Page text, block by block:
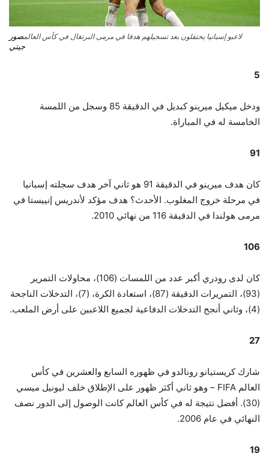
لاعبو إسبانيا يحتفلون بعد تسجيلهم هدفا في مرمى البرتغال في كأس العالمصور
جيتي
5
ودخل ميكيل ميرينو كبديل في الدقيقة 85 وسجل من اللمسة
الخامسة له في المباراة.
91
كان هدف ميرينو في الدقيقة 91 هو ثاني آخر هدف سجلته إسبانيا
في مرحلة خروج المغلوب. الأحدث؟ هدف مؤكد لأندريس إنييستا في
مرمى هولندا في الدقيقة 116 من نهائي 2010.
106
كان لدى رودري أكبر عدد من اللمسات (106)، محاولات التمرير
(93)، التمريرات الدقيقة (87)، استعادة الكرة، (7)، التدخلات الناجحة
(4)، وثاني أنجح التدخلات الدفاعية لجميع اللاعبين على أرض الملعب.
27
شارك كريستيانو رونالدو في ظهوره السابع والعشرين في كأس
العالم FIFA – وهو ثاني أكثر ظهور على الإطلاق خلف ليونيل ميسي
(30). أفضل نتيجة له ​​في كأس العالم كانت الوصول إلى الدور نصف
النهائي في عام 2006.
19